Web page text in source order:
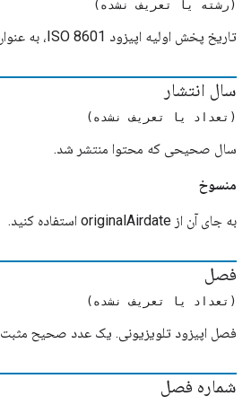
(رشته یا تعریف نشده)
تاریخ پخش اولیه اپیزود ISO 8601، به عنوان مثال 10-02-2014.
سال انتشار
(تعداد یا تعریف نشده)
سال صحیحی که محتوا منتشر شد.
منسوخ
به جای آن از originalAirdate استفاده کنید.
فصل
(تعداد یا تعریف نشده)
فصل اپیزود تلویزیونی. یک عدد صحیح مثبت
شماره فصل